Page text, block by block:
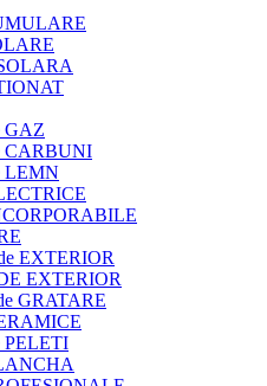
GAZ
CARBUNI
LEMN
EXTERIOR
EXTERIOR
GRATARE
PELETI